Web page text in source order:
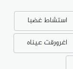
استشاط غضبا
اغرورقت عيناه